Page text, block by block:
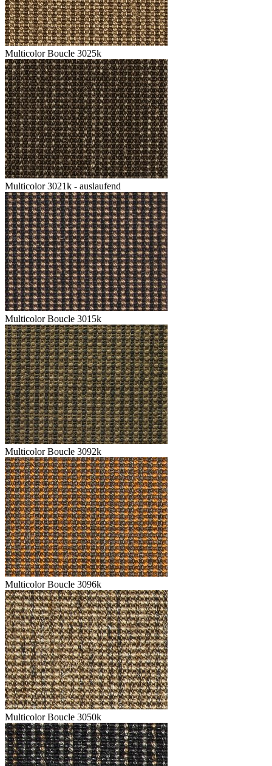
Multicolor Boucle 3025k
Multicolor 3021k - auslaufend
Multicolor Boucle 3015k
Multicolor Boucle 3092k
Multicolor Boucle 3096k
Multicolor Boucle 3050k